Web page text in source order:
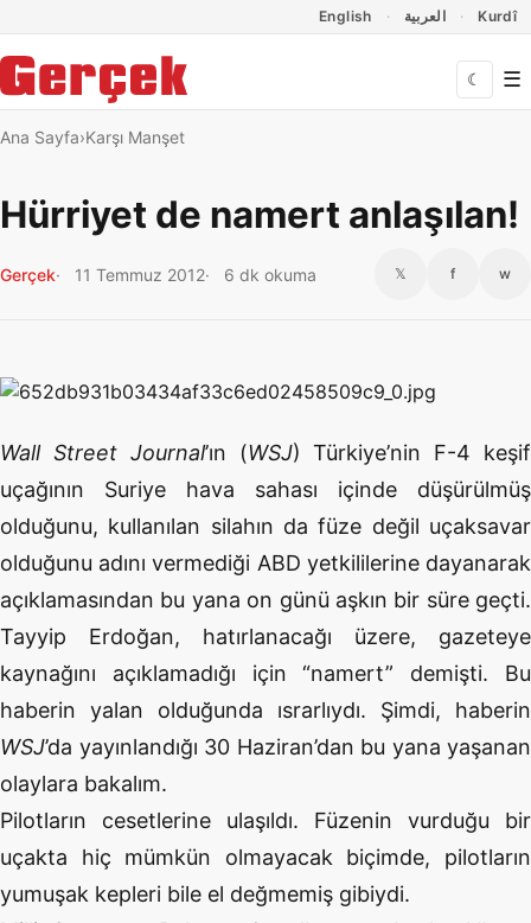
English العربية Kurdî
☾ ☰
Ana Sayfa Karşı Manşet
Hürriyet de namert anlaşılan!
Gerçek 11 Temmuz 2012 6 dk okuma 𝕏 f w
Wall Street Journal’ın (WSJ) Türkiye’nin F-4 keşif
uçağının Suriye hava sahası içinde düşürülmüş
olduğunu, kullanılan silahın da füze değil uçaksavar
olduğunu adını vermediği ABD yetkililerine dayanarak
açıklamasından bu yana on günü aşkın bir süre geçti.
Tayyip Erdoğan, hatırlanacağı üzere, gazeteye
kaynağını açıklamadığı için “namert” demişti. Bu
haberin yalan olduğunda ısrarlıydı. Şimdi, haberin
WSJ’da yayınlandığı 30 Haziran’dan bu yana yaşanan
olaylara bakalım.
Pilotların cesetlerine ulaşıldı. Füzenin vurduğu bir
uçakta hiç mümkün olmayacak biçimde, pilotların
yumuşak kepleri bile el değmemiş gibiydi.